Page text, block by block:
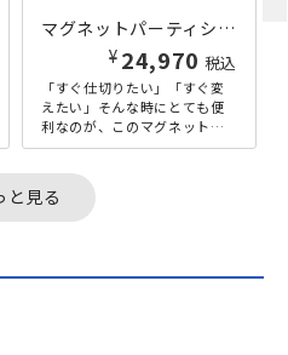
マグネットパーティション SMPシリーズ H1525×W900×D20 ウォルナット
¥ 24,970 税込
「すぐ仕切りたい」「すぐ変
えたい」そんな時にとても便
利なのが、このマグネットパ
ーティション。パネル側面に
ので、工具...
と見る